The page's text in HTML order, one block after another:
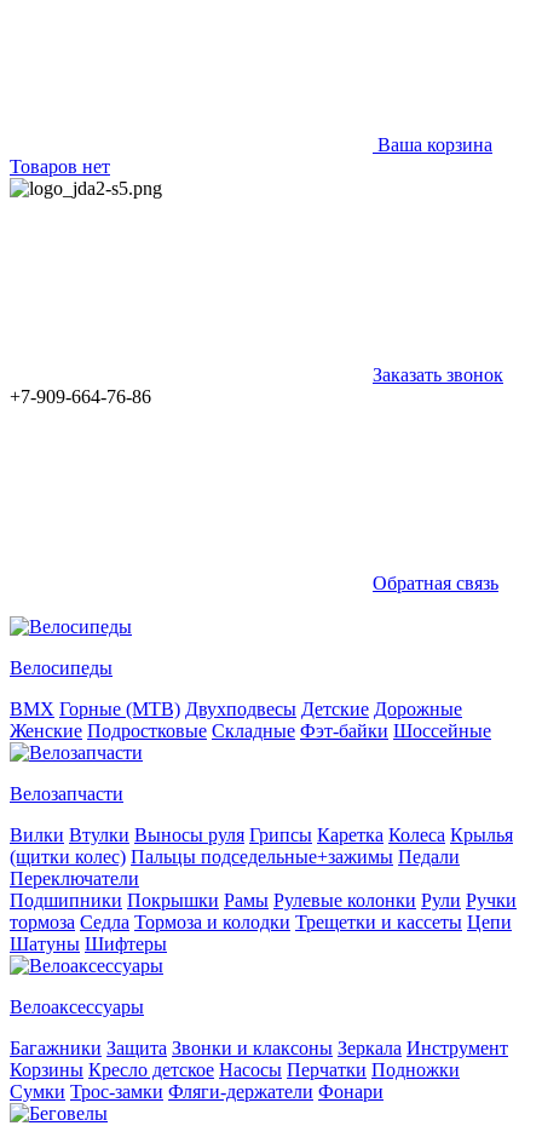
Ваша корзина
Товаров нет
Заказать звонок
+7-909-664-76-86
Обратная связь
Велосипеды
BMX Горные (MTB) Двухподвесы Детские Дорожные
Женские Подростковые Складные Фэт-байки Шоссейные
Велозапчасти
Вилки Втулки Выносы руля Грипсы Каретка Колеса Крылья
(щитки колес) Пальцы подседельные+зажимы Педали
Переключатели
Подшипники Покрышки Рамы Рулевые колонки Рули Ручки
тормоза Седла Тормоза и колодки Трещетки и кассеты Цепи
Шатуны Шифтеры
Велоаксессуары
Багажники Защита Звонки и клаксоны Зеркала Инструмент
Корзины Кресло детское Насосы Перчатки Подножки
Сумки Трос-замки Фляги-держатели Фонари